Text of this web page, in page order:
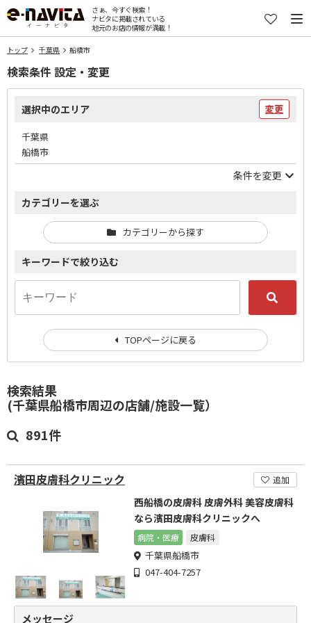
さぁ、今すぐ検索！
ナビタに掲載されている
地元のお店の情報が満載！
トップ 千葉県 船橋市
検索結果
(千葉県船橋市周辺の店舗/施設一覧）
891件
濱田皮膚科クリニック 追加
西船橋の皮膚科 皮膚外科 美容皮膚科
なら濱田皮膚科クリニックへ
病院・医療 皮膚科
千葉県船橋市
047-404-7257
メッセージ
検索条件 設定・変更
選択中のエリア 変更
千葉県
船橋市
条件を変更
カテゴリーを選ぶ
カテゴリーから探す
キーワードで絞り込む
TOPページに戻る